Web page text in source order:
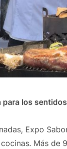
para los sentidos
Expo
Más de